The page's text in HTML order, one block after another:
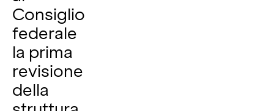
Consiglio
federale
la prima
revisione
della